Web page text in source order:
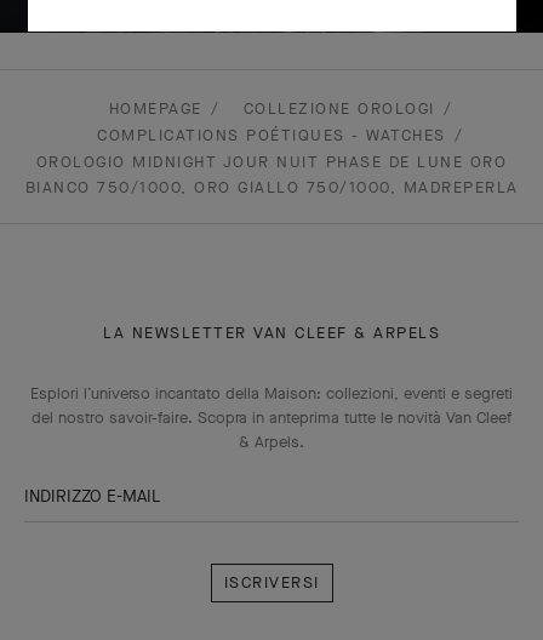
HOMEPAGE
COLLEZIONE OROLOGI
COMPLICATIONS POÉTIQUES - WATCHES
OROLOGIO MIDNIGHT JOUR NUIT PHASE DE LUNE ORO
BIANCO 750/1000, ORO GIALLO 750/1000, MADREPERLA
LA NEWSLETTER VAN CLEEF & ARPELS
Esplori l’universo incantato della Maison: collezioni, eventi e segreti
del nostro savoir-faire. Scopra in anteprima tutte le novità Van Cleef
& Arpels.
INDIRIZZO E-MAIL